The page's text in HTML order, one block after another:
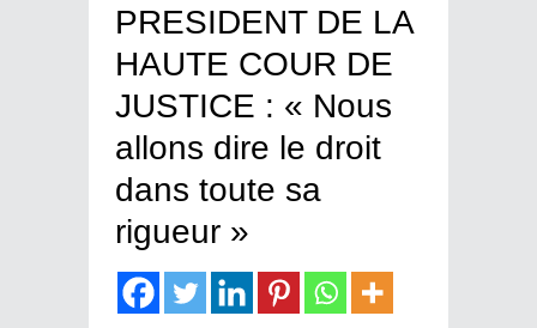
PRESIDENT DE LA
HAUTE COUR DE
JUSTICE : « Nous
allons dire le droit
dans toute sa
rigueur »